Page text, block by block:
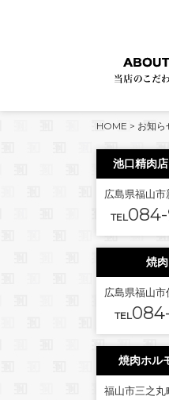
HOME > お知ら
池口精肉
広島県福山
TEL
焼
広島県福山市
TEL
焼肉ホル
福山市三之丸